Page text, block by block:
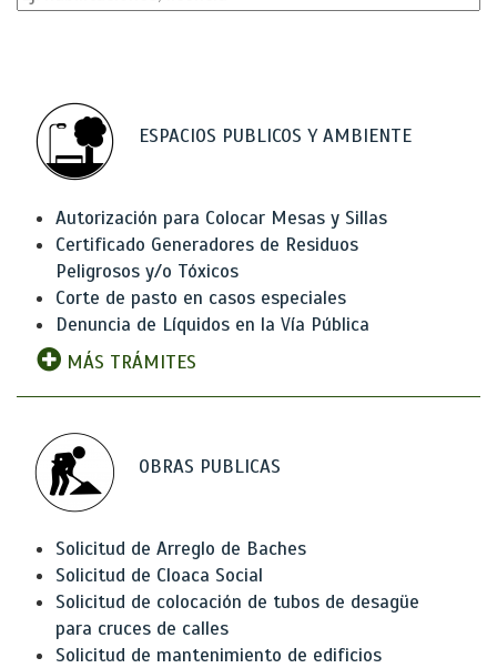
ESPACIOS PUBLICOS Y AMBIENTE
Autorización para Colocar Mesas y Sillas
Certificado Generadores de Residuos
Peligrosos y/o Tóxicos
Corte de pasto en casos especiales
Denuncia de Líquidos en la Vía Pública
MÁS TRÁMITES
OBRAS PUBLICAS
Solicitud de Arreglo de Baches
Solicitud de Cloaca Social
Solicitud de colocación de tubos de desagüe
para cruces de calles
Solicitud de mantenimiento de edificios